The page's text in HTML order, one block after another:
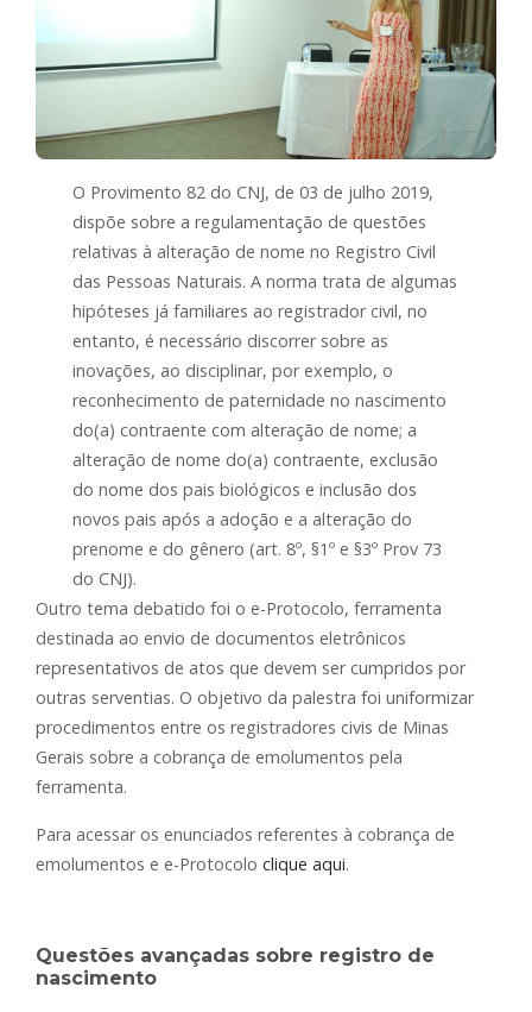
O Provimento 82 do CNJ, de 03 de julho 2019,
dispõe sobre a regulamentação de questões
relativas à alteração de nome no Registro Civil
das Pessoas Naturais. A norma trata de algumas
hipóteses já familiares ao registrador civil, no
entanto, é necessário discorrer sobre as
inovações, ao disciplinar, por exemplo, o
reconhecimento de paternidade no nascimento
do(a) contraente com alteração de nome; a
alteração de nome do(a) contraente, exclusão
do nome dos pais biológicos e inclusão dos
novos pais após a adoção e a alteração do
prenome e do gênero (art. 8º, §1º e §3º Prov 73
do CNJ).
Outro tema debatido foi o e-Protocolo, ferramenta
destinada ao envio de documentos eletrônicos
representativos de atos que devem ser cumpridos por
outras serventias. O objetivo da palestra foi uniformizar
procedimentos entre os registradores civis de Minas
Gerais sobre a cobrança de emolumentos pela
ferramenta.
Para acessar os enunciados referentes à cobrança de
emolumentos e e-Protocolo clique aqui.
Questões avançadas sobre registro de
nascimento